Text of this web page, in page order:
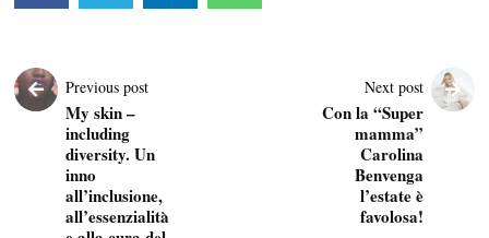
Previous post
My skin –
including
diversity. Un
inno
all’inclusione,
all’essenzialità
Next post
Con la “Super
mamma”
Carolina
Benvenga
l’estate è
favolosa!